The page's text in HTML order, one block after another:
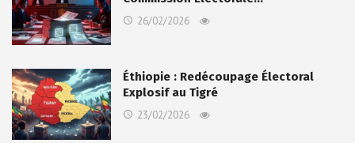
26/02/2026
Éthiopie : Redécoupage Électoral
Explosif au Tigré
23/02/2026